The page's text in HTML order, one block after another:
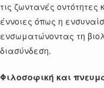
τις ζωντανές οντότητες
έννοιες όπως η
ενσωματώνοντας τη
διασύνδεση.
Φιλοσοφική και